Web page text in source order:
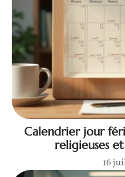
Calendrier jour
religieuses
16